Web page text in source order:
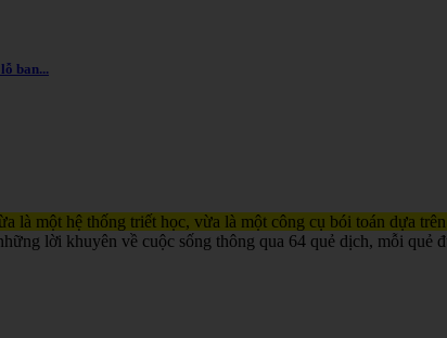
ban...
là một hệ thống triết học, vừa là một công cụ bói toán dựa
lời khuyên về cuộc sống thông qua 64 quẻ dịch, mỗi quẻ